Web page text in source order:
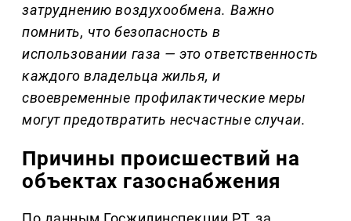
затруднению воздухообмена. Важно
помнить, что безопасность в
использовании газа — это ответственность
каждого владельца жилья, и
своевременные профилактические меры
могут предотвратить несчастные случаи.
Причины происшествий на
объектах газоснабжения